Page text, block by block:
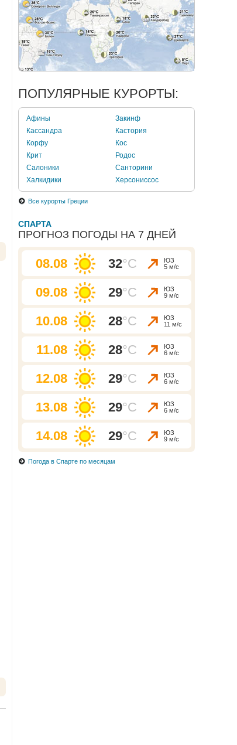
ПОПУЛЯРНЫЕ КУРОРТЫ:
Афины
Закинф
Кассандра
Кастория
Корфу
Кос
Крит
Родос
Салоники
Санторини
Халкидики
Херсониссос
Все курорты Греции
СПАРТА
ПРОГНОЗ ПОГОДЫ НА 7 ДНЕЙ
08.08 32°C
ЮЗ
5 м/с
09.08 29°C
ЮЗ
9 м/с
10.08 28°C
ЮЗ
11 м/с
11.08 28°C
ЮЗ
6 м/с
12.08 29°C
ЮЗ
6 м/с
13.08 29°C
ЮЗ
6 м/с
14.08 29°C
ЮЗ
9 м/с
Погода в Спарте по месяцам